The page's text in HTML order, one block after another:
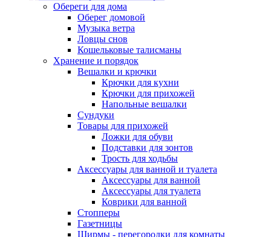
Обереги для дома
Оберег домовой
Музыка ветра
Ловцы снов
Кошельковые талисманы
Хранение и порядок
Вешалки и крючки
Крючки для кухни
Крючки для прихожей
Напольные вешалки
Сундуки
Товары для прихожей
Ложки для обуви
Подставки для зонтов
Трость для ходьбы
Аксессуары для ванной и туалета
Аксессуары для ванной
Аксессуары для туалета
Коврики для ванной
Стопперы
Газетницы
Ширмы - перегородки для комнаты